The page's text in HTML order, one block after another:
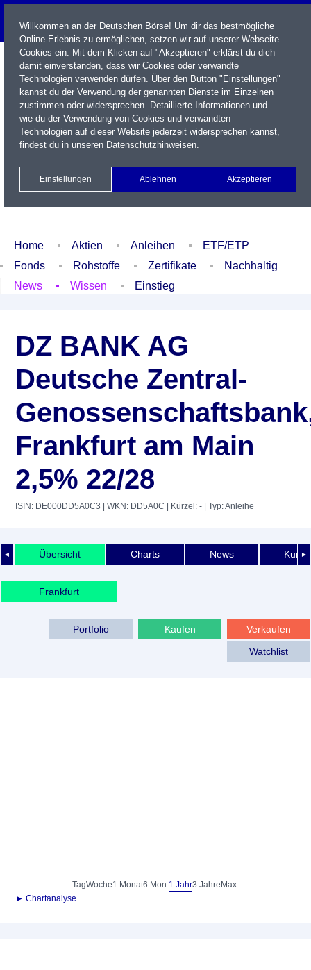
Name / WKN / ISIN / Kürzel
Newsletter Kontakt
Xetra Realtime
Watchlist Portfolio Login
Home Aktien Anleihen
ETF/ETP
Fonds
Rohstoffe Zertifikate
Nachhaltig
News
Wissen Einstieg
DZ BANK AG
Deutsche Zentral-
Frankfurt am Main
2,5% 22/28
ISIN: DE000DD5A0C3 | WKN: DD5A0C | Kürzel: - | Typ: Anleihe
◄ ►
Übersicht Charts News
Frankfurt
Verkaufen
Kaufen
Portfolio
Watchlist
TagWoche1 Monat6 Mon.1 Jahr3 Jahre Max.
► Chartanalyse
-
Willkommen an der Deutschen Börse! Um dir das bestmögliche
Online-Erlebnis zu ermöglichen, setzen wir auf unserer Webseite
Cookies ein. Mit dem Klicken auf "Akzeptieren" erklärst du dich
damit einverstanden, dass wir Cookies oder verwandte
Technologien verwenden dürfen. Über den Button "Einstellungen"
kannst du der Verwendung der genannten Dienste im Einzelnen
zustimmen oder widersprechen. Detaillierte Informationen und
wie du der Verwendung von Cookies und verwandten
Technologien auf dieser Website jederzeit widersprechen kannst,
findest du in unseren Datenschutzhinweisen.
Einstellungen Ablehnen Akzeptieren